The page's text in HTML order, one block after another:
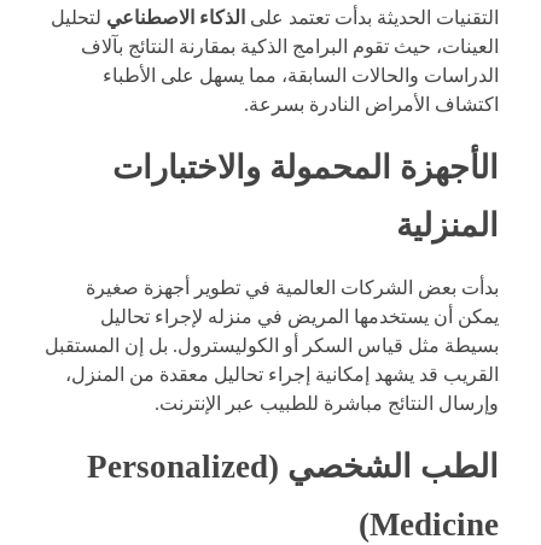
التقنيات الحديثة بدأت تعتمد على الذكاء الاصطناعي لتحليل
العينات، حيث تقوم البرامج الذكية بمقارنة النتائج بآلاف
الدراسات والحالات السابقة، مما يسهل على الأطباء
اكتشاف الأمراض النادرة بسرعة.
الأجهزة المحمولة والاختبارات
المنزلية
بدأت بعض الشركات العالمية في تطوير أجهزة صغيرة
يمكن أن يستخدمها المريض في منزله لإجراء تحاليل
بسيطة مثل قياس السكر أو الكوليسترول. بل إن المستقبل
القريب قد يشهد إمكانية إجراء تحاليل معقدة من المنزل،
وإرسال النتائج مباشرة للطبيب عبر الإنترنت.
الطب الشخصي (Personalized
Medicine)